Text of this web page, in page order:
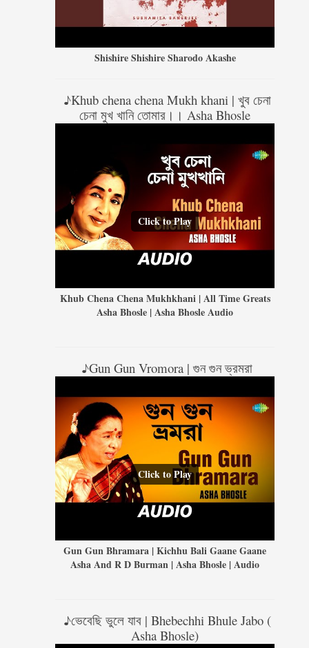
Shishire Shishire Sharodo Akashe
♪Khub chena chena Mukh khani | খুব চেনা
চেনা মুখ খানি তোমার।। Asha Bhosle
Click to Play
Khub Chena Chena Mukhkhani | All Time Greats
Asha Bhosle | Asha Bhosle Audio
♪Gun Gun Vromora | গুন গুন ভ্রমরা
Click to Play
Gun Gun Bhramara | Kichhu Bali Gaane Gaane
Asha And R D Burman | Asha Bhosle | Audio
♪ভেবেছি ভুলে যাব | Bhebechhi Bhule Jabo (
Asha Bhosle)